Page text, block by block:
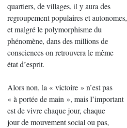
quartiers, de villages, il y aura des
regroupement populaires et autonomes,
et malgré le polymorphisme du
phénomène, dans des millions de
consciences on retrouvera le même
état d’esprit.
Alors non, la « victoire » n’est pas
« à portée de main », mais l’important
est de vivre chaque jour, chaque
jour de mouvement social ou pas,